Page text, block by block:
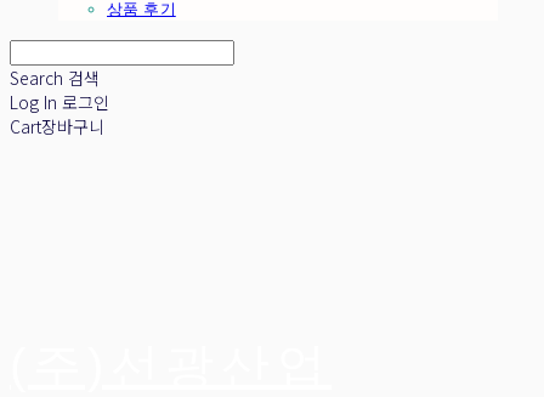
상품 후기
Search 검색
Log In 로그인
Cart장바구니